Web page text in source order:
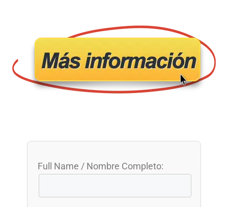
Full Name / Nombre Completo: